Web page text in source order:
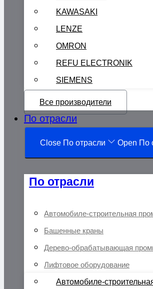
KAWASAKI
LENZE
OMRON
REFU ELECTRONIK
SIEMENS
Все производители
По отрасли
Close По отрасли Open По
По отрасли
Автомобиле-строительная
Башенные краны
Дерево-обрабатывающая
Лифтовое оборудование
Автомобиле-